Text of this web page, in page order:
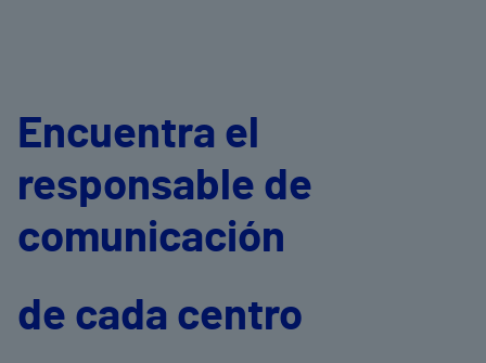
Encuentra el
responsable de
comunicación
de cada centro